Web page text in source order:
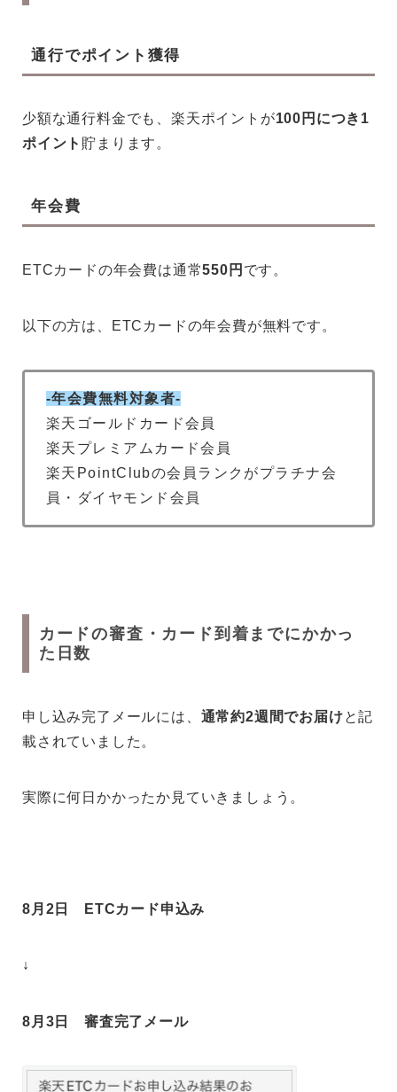
通行でポイント獲得
少額な通行料金でも、楽天ポイントが100円につき1
ポイント 貯まります。
年会費
ETCカードの年会費は通常550円 です。
以下の方は、ETCカードの年会費が無料です。
-年会費無料対象者-
楽天ゴールドカード会員
楽天プレミアムカード会員
楽天PointClubの会員ランクがプラチナ会
員・ダイヤモンド会員
カードの審査・カード到着までにかかっ
た日数
申し込み完了メールには、 通常約2週間でお届けと記
載されていました。
実際に何日かかったか見ていきましょう。
8月2日 ETCカード申込み
↓
8月3日 審査完了メール